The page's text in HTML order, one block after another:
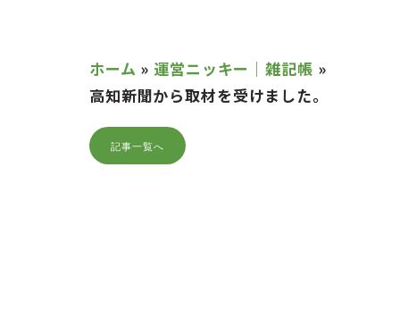
ホーム » 運営ニッキー｜雑記帳 »
高知新聞から取材を受けました。
記事一覧へ